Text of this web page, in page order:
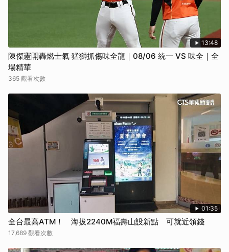
13:48
陳傑憲開轟燃士氣 猛獅抓傷味全龍｜08/06 統一 VS 味全｜全
場精華
365 觀看次數
01:35
全台最高ATM！ 海拔2240M福壽山設新點 可就近領錢
17,689 觀看次數